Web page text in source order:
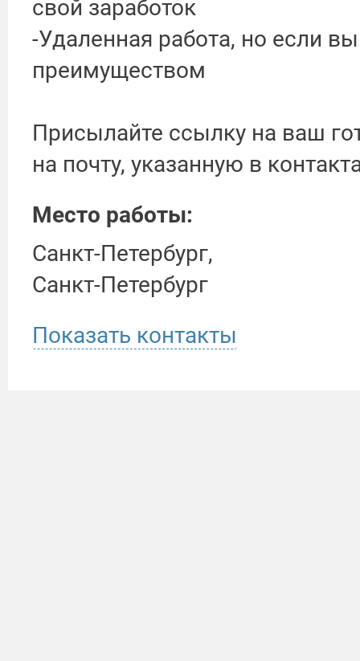
свой заработок
-Удаленная работа, но если
преимуществом
Присылайте ссылку на ваш
на почту, указанную в
Место работы:
Санкт-Петербург,
Санкт-Петербург
Показать контакты